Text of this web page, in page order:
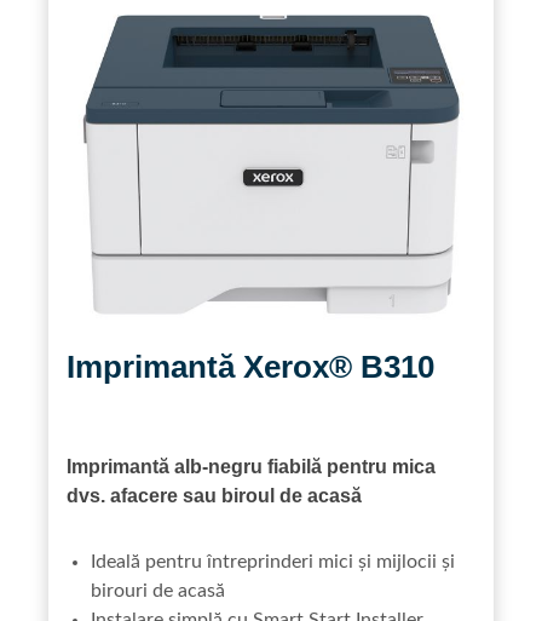
Imprimantă Xerox® B310
Imprimantă alb-negru fiabilă pentru mica
dvs. afacere sau biroul de acasă
Ideală pentru întreprinderi mici și mijlocii și
birouri de acasă